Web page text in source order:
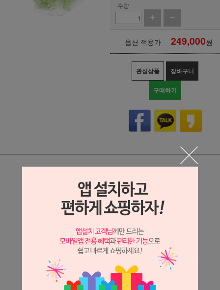
수량
옵션 적용가 249,000원
관심상품 장바구니
구매하기
상세정보 새창 열기
상세 정보를 확대해 보실 수 있습니다.
※ 필독해주세요 ※
는 시세 변동에 따라 가격이 달라질 수 있으니
문의 후 주문 바랍니다.